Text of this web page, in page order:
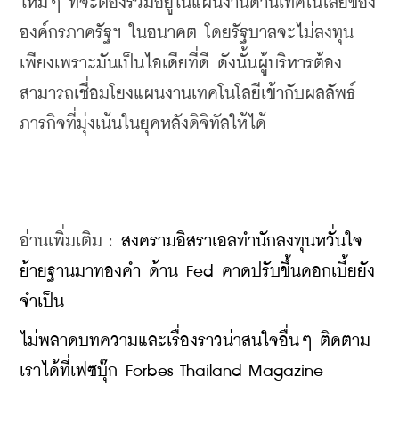
ใหม่ๆ ที่จะต้องรวมอยู่ในแผนงานด้านเทคโนโลยีของ
องค์กรภาครัฐฯ ในอนาคต โดยรัฐบาลจะไม่ลงทุน
เพียงเพราะมันเป็นไอเดียที่ดี ดังนั้นผู้บริหารต้อง
สามารถเชื่อมโยงแผนงานเทคโนโลยีเข้ากับผลลัพธ์
ภารกิจที่มุ่งเน้นในยุคหลังดิจิทัลให้ได้
อ่านเพิ่มเติม : สงครามอิสราเอลทำนักลงทุนหวั่นใจ
ย้ายฐานมาทองคำ ด้าน Fed คาดปรับขึ้นดอกเบี้ยยัง
จำเป็น
ไม่พลาดบทความและเรื่องราวน่าสนใจอื่นๆ ติดตาม
เราได้ที่เฟซบุ๊ก Forbes Thailand Magazine